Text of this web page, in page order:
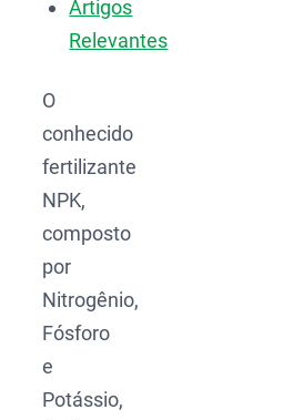
Artigos
Relevantes
O
conhecido
fertilizante
NPK,
composto
por
Nitrogênio,
Fósforo
e
Potássio,